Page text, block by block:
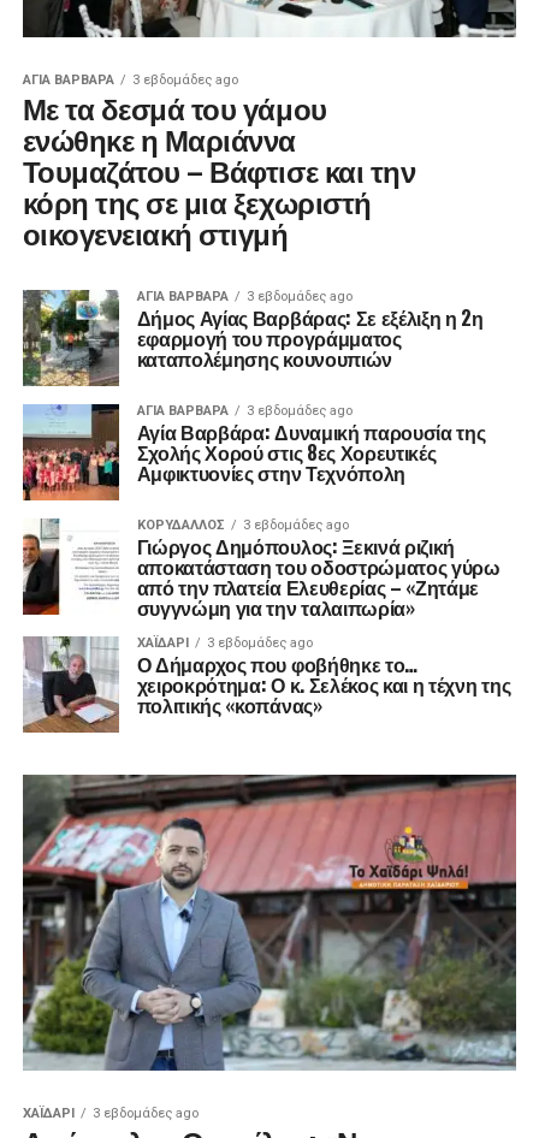
ΑΓΙΑ ΒΑΡΒΑΡΑ 3 εβδομάδες ago
Με τα δεσμά του γάμου
ενώθηκε η Μαριάννα
Τουμαζάτου – Βάφτισε και την
κόρη της σε μια ξεχωριστή
οικογενειακή στιγμή
ΑΓΙΑ ΒΑΡΒΑΡΑ 3 εβδομάδες ago
Δήμος Αγίας Βαρβάρας: Σε εξέλιξη η 2η
εφαρμογή του προγράμματος
καταπολέμησης κουνουπιών
ΑΓΙΑ ΒΑΡΒΑΡΑ 3 εβδομάδες ago
Αγία Βαρβάρα: Δυναμική παρουσία της
Σχολής Χορού στις 8ες Χορευτικές
Αμφικτυονίες στην Τεχνόπολη
ΚΟΡΥΔΑΛΛΟΣ 3 εβδομάδες ago
Γιώργος Δημόπουλος: Ξεκινά ριζική
αποκατάσταση του οδοστρώματος γύρω
από την πλατεία Ελευθερίας – «Ζητάμε
συγγνώμη για την ταλαιπωρία»
ΧΑΪΔΑΡΙ 3 εβδομάδες ago
Ο Δήμαρχος που φοβήθηκε το…
χειροκρότημα: Ο κ. Σελέκος και η τέχνη της
πολιτικής «κοπάνας»
ΧΑΪΔΑΡΙ 3 εβδομάδες ago